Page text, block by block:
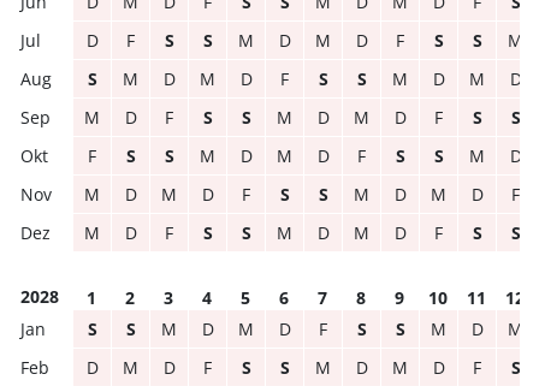
D
F S S M D M D F S S
M
S
M D M D F S S M D M
D
M
D F S S M D M D F S
S
F
S S M D M D F S S M
D
M
D M D F S S M D M D
F
M
D F S S M D M D F S S
2028 1 2 3 4 5 6 7 8 9 10 11
12
S
S M D M D F S S M D
M
D
M D F S S M D M D F
S